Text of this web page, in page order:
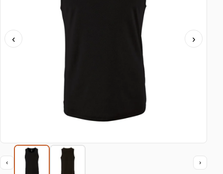
‹ ›
‹ ›